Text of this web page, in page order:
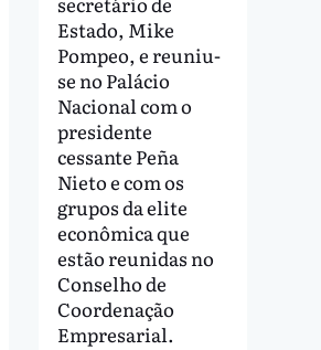
Estado, Mike
Pompeo, e reuniu-
se no Palácio
Nacional com o
presidente
cessante Peña
Nieto e com os
grupos da elite
econômica que
estão reunidas no
Conselho de
Coordenação
Empresarial.